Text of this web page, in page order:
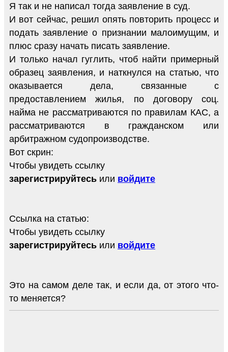
Я так и не написал тогда заявление в суд.
И вот сейчас, решил опять повторить процесс и
подать заявление о признании малоимущим, и
плюс сразу начать писать заявление.
И только начал гуглить, чтоб найти примерный
образец заявления, и наткнулся на статью, что
оказывается дела, связанные с
предоставлением жилья, по договору соц.
найма не рассматриваются по правилам КАС, а
рассматриваются в гражданском или
арбитражном судопроизводстве.
Вот скрин:
Чтобы увидеть ссылку
зарегистрируйтесь или войдите
Ссылка на статью:
Чтобы увидеть ссылку
зарегистрируйтесь или войдите
Это на самом деле так, и если да, от этого что-
то меняется?